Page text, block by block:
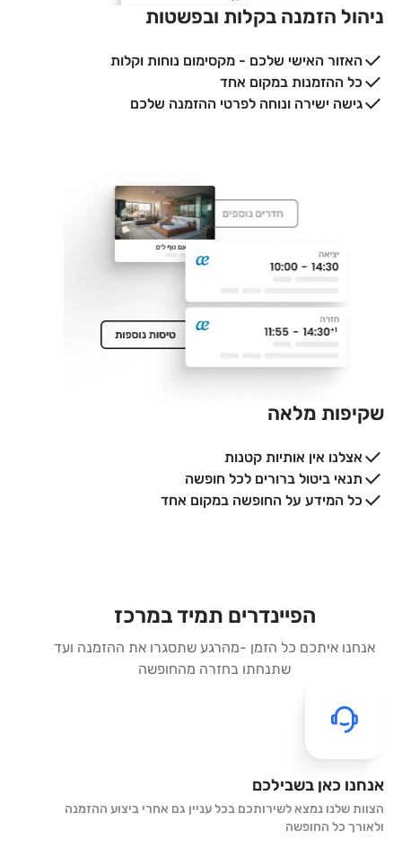
ניהול הזמנה בקלות ובפשטות
האזור האישי שלכם - מקסימום נוחות וקלות
כל ההזמנות במקום אחד
גישה ישירה ונוחה לפרטי ההזמנה שלכם
שקיפות מלאה
אצלנו אין אותיות קטנות
תנאי ביטול ברורים לכל חופשה
כל המידע על החופשה במקום אחד
הפיינדרים תמיד במרכז
אנחנו איתכם כל הזמן -מהרגע שתסגרו את ההזמנה ועד
שתנחתו בחזרה מהחופשה
אנחנו כאן בשבילכם
הצוות שלנו נמצא לשירותכם בכל עניין גם אחרי ביצוע ההזמנה
ולאורך כל החופשה